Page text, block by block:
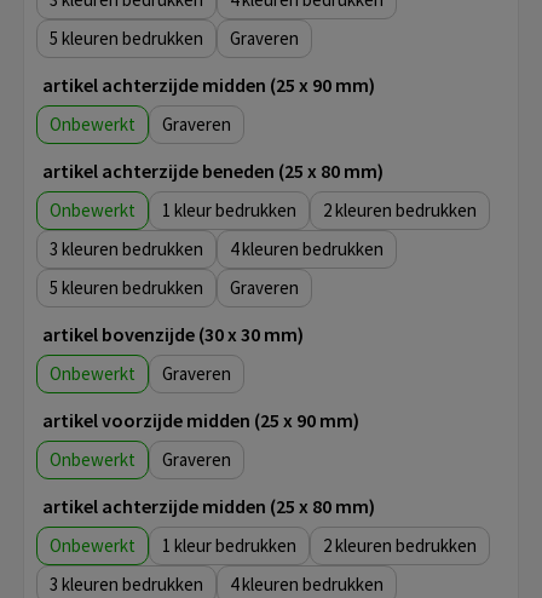
5
Graveren
artikel achterzijde midden (25 x 90 mm)
Onbewerkt Graveren
artikel achterzijde beneden (25 x 80 mm)
Onbewerkt 1
2
3
4
5
Graveren
artikel bovenzijde (30 x 30 mm)
Onbewerkt Graveren
artikel voorzijde midden (25 x 90 mm)
Onbewerkt Graveren
artikel achterzijde midden (25 x 80 mm)
Onbewerkt 1
2
3
4